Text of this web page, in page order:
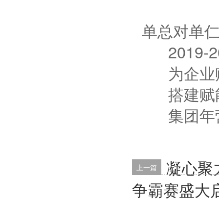
单总对单
2019-
为企业
搭建赋
集团年
上一篇
凝心聚
争霸赛盛大